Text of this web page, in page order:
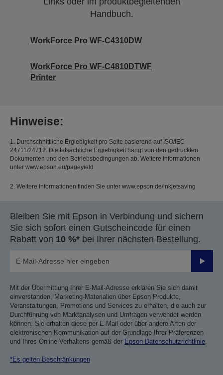
Handbuch.
WorkForce Pro WF-C4310DW
WorkForce Pro WF-C4810DTWF
Printer
Hinweise:
1. Durchschnittliche Ergiebigkeit pro Seite basierend auf ISO/IEC
24711/24712. Die tatsächliche Ergiebigkeit hängt von den gedruckten
Dokumenten und den Betriebsbedingungen ab. Weitere Informationen
unter www.epson.eu/pageyield
2. Weitere Informationen finden Sie unter www.epson.de/inkjetsaving
Bleiben Sie mit Epson in Verbindung und sichern
Sie sich sofort einen Gutscheincode für einen
Rabatt von 10 %* bei Ihrer nächsten Bestellung.
Mit der Übermittlung Ihrer E-Mail-Adresse erklären Sie sich damit
einverstanden, Marketing-Materialien über Epson Produkte,
Veranstaltungen, Promotions und Services zu erhalten, die auch zur
Durchführung von Marktanalysen und Umfragen verwendet werden
können. Sie erhalten diese per E-Mail oder über andere Arten der
elektronischen Kommunikation auf der Grundlage Ihrer Präferenzen
und Ihres Online-Verhaltens gemäß der Epson Datenschutzrichtlinie.
*Es gelten Beschränkungen